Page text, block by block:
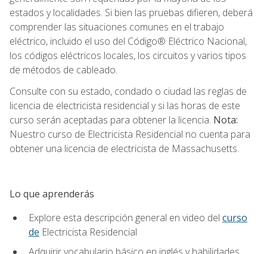
estados y localidades. Si bien las pruebas difieren, deberá
comprender las situaciones comunes en el trabajo
eléctrico, incluido el uso del Código® Eléctrico Nacional,
los códigos eléctricos locales, los circuitos y varios tipos
de métodos de cableado.
Consulte con su estado, condado o ciudad las reglas de
licencia de electricista residencial y si las horas de este
curso serán aceptadas para obtener la licencia. Nota:
Nuestro curso de Electricista Residencial no cuenta para
obtener una licencia de electricista de Massachusetts.
Lo que aprenderás
Explore esta descripción general en video del curso
de Electricista Residencial
Adquirir vocabulario básico en inglés y habilidades